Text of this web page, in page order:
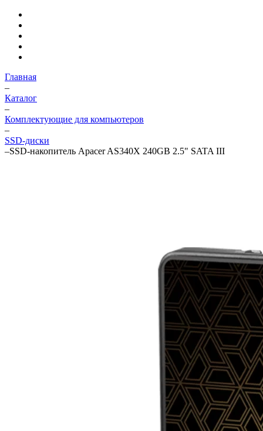
Главная
–
Каталог
–
Комплектующие для компьютеров
–
SSD-диски
–SSD-накопитель Apacer AS340X 240GB 2.5" SATA III